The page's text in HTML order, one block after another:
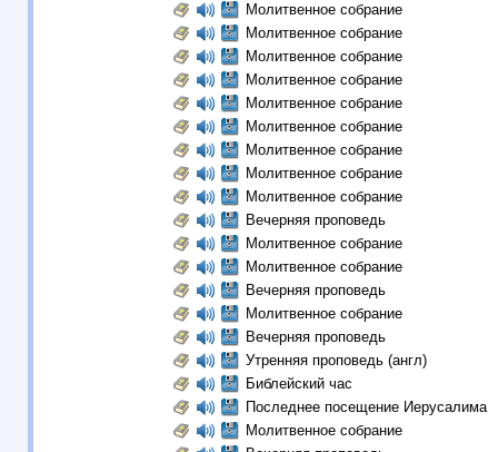
Молитвенное собрание
Молитвенное собрание
Молитвенное собрание
Молитвенное собрание
Молитвенное собрание
Молитвенное собрание
Молитвенное собрание
Молитвенное собрание
Молитвенное собрание
Вечерняя проповедь
Молитвенное собрание
Молитвенное собрание
Вечерняя проповедь
Молитвенное собрание
Вечерняя проповедь
Утренняя проповедь (англ)
Библейский час
Последнее посещение Иерусалима
Молитвенное собрание